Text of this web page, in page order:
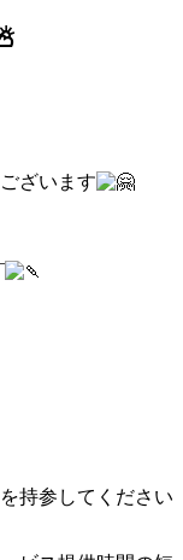
ざいます
持参してください